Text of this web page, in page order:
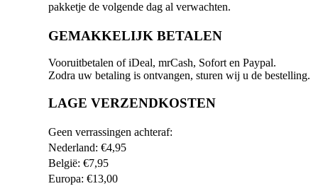
pakketje de volgende dag al verwachten.
GEMAKKELIJK BETALEN
Vooruitbetalen of iDeal, mrCash, Sofort en Paypal.
Zodra uw betaling is ontvangen, sturen wij u de bestelling.
LAGE VERZENDKOSTEN
Geen verrassingen achteraf:
Nederland: €4,95
België: €7,95
Europa: €13,00